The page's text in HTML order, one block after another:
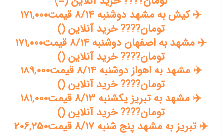
✈️ کیش به مشهد دوشنبه 8/14 قیمت171,000
تومان???? خرید آنلاین ()
✈️ مشهد به اصفهان دوشنبه 8/14 قیمت171,000
تومان???? خرید آنلاین ()
✈️ مشهد به اهواز دوشنبه 8/14 قیمت189,000
تومان???? خرید آنلاین ()
✈️ مشهد به تبریز یکشنبه 8/13 قیمت181,000
تومان???? خرید آنلاین ()
✈️ تبریز به مشهد پنج شنبه 8/17 قیمت206,250